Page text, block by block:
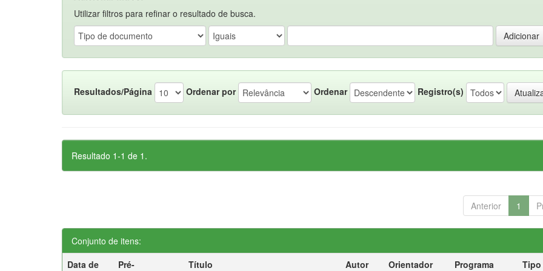
Utilizar filtros para refinar o resultado de busca.
Resultados/Página Ordenar por Ordenar Registro(s)
Resultado 1-1 de 1.
Anterior 1
Conjunto de itens:
Data de
Pré-
Título Autor Orientador Programa
Tipo